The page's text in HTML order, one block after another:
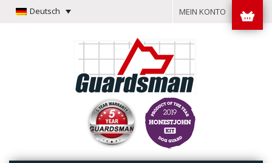
Deutsch MEIN KONTO